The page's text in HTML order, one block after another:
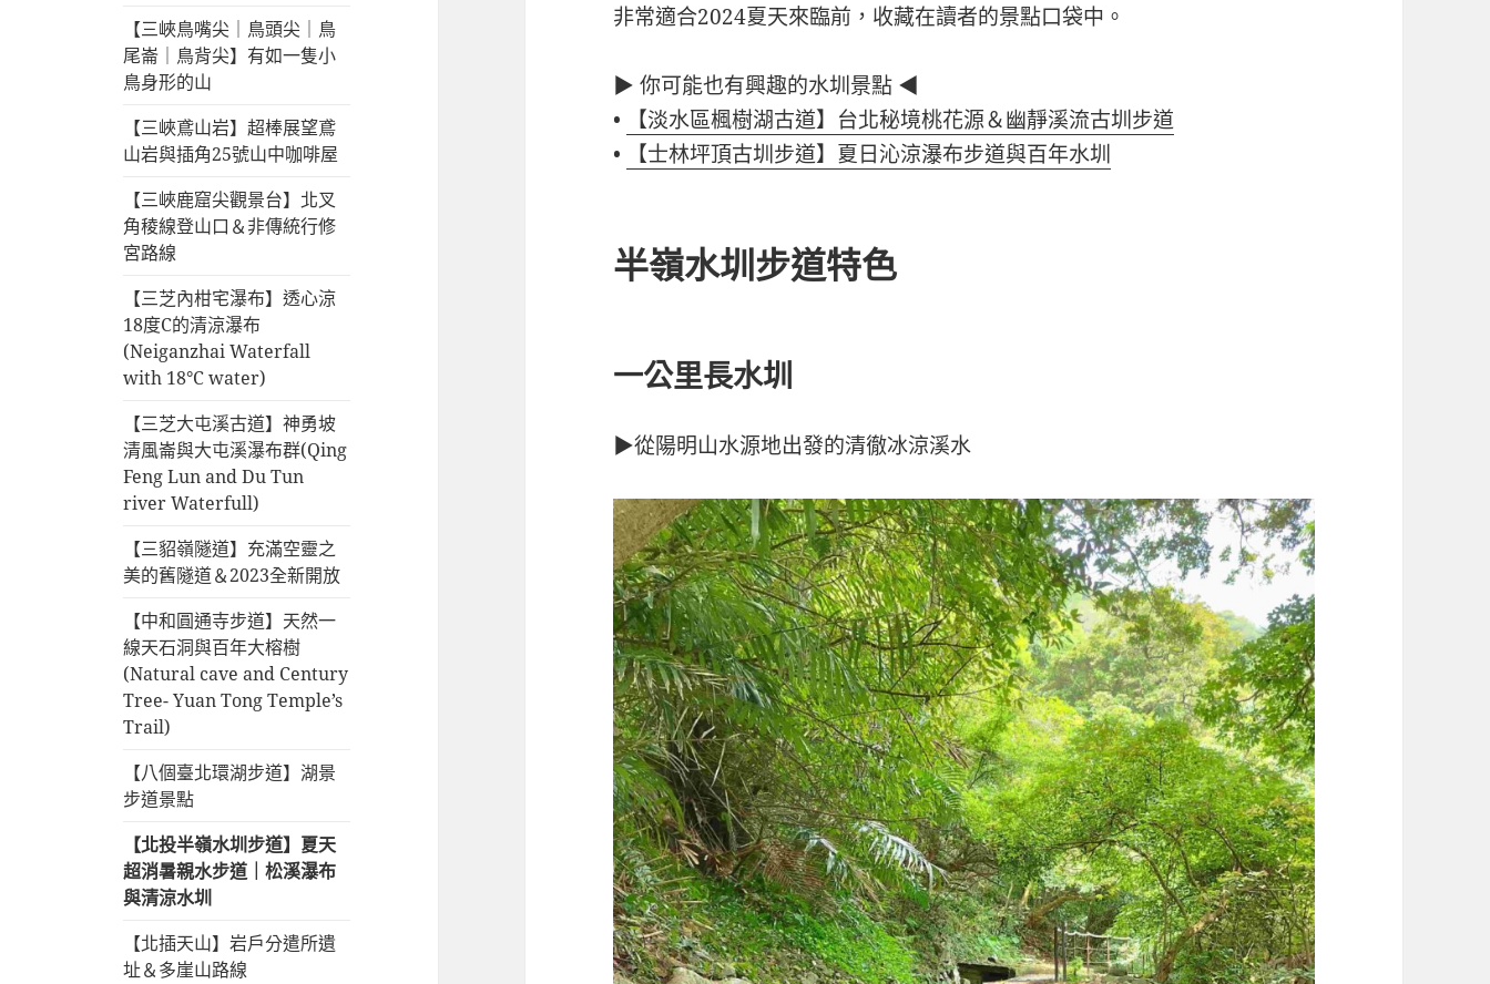
【三峽鳥嘴尖｜鳥頭尖｜鳥
尾崙｜鳥背尖】有如一隻小
鳥身形的山
【三峽鳶山岩】超棒展望鳶
山岩與插角25號山中咖啡屋
【三峽鹿窟尖觀景台】北叉
角稜線登山口＆非傳統行修
宮路線
【三芝內柑宅瀑布】透心涼
18度C的清涼瀑布
(Neiganzhai Waterfall
with 18°C water)
【三芝大屯溪古道】神勇坡
清風崙與大屯溪瀑布群(Qing
Feng Lun and Du Tun
river Waterfull)
【三貂嶺隧道】充滿空靈之
美的舊隧道＆2023全新開放
【中和圓通寺步道】天然一
線天石洞與百年大榕樹
(Natural cave and Century
Tree- Yuan Tong Temple’s
Trail)
【八個臺北環湖步道】湖景
步道景點
【北投半嶺水圳步道】夏天
超消暑親水步道｜松溪瀑布
與清涼水圳
【北插天山】岩戶分遣所遺
址＆多崖山路線
非常適合2024夏天來臨前，收藏在讀者的景點口袋中。
▶ 你可能也有興趣的水圳景點 ◀
•
【淡水區楓樹湖古道】台北秘境桃花源＆幽靜溪流古圳步道
•
【士林坪頂古圳步道】夏日沁涼瀑布步道與百年水圳
半嶺水圳步道特色
一公里長水圳
▶從陽明山水源地出發的清徹冰涼溪水